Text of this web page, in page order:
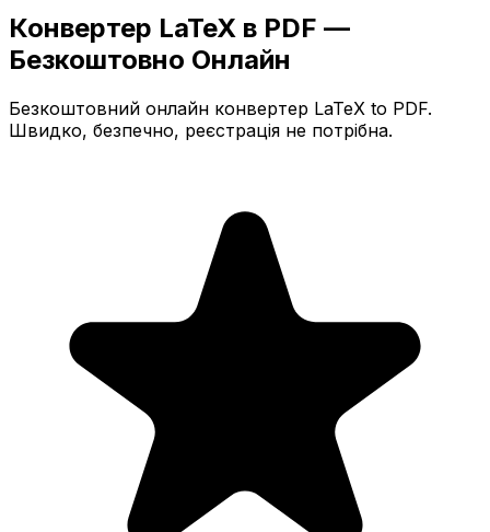
Конвертер LaTeX в PDF —
Безкоштовно Онлайн
Безкоштовний онлайн конвертер LaTeX to PDF.
Швидко, безпечно, реєстрація не потрібна.